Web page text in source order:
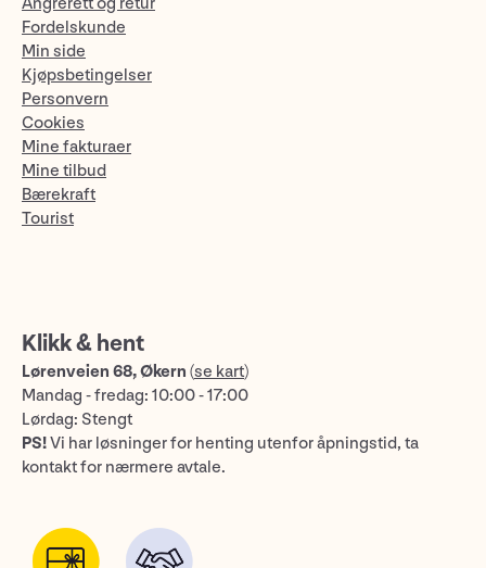
Fordelskunde
Min side
Kjøpsbetingelser
Personvern
Cookies
Mine fakturaer
Mine tilbud
Bærekraft
Tourist
Klikk & hent
Lørenveien 68, Økern (se kart)
Mandag - fredag: 10:00 - 17:00
Lørdag: Stengt
PS!Vi har løsninger for henting utenfor åpningstid, ta
kontakt for nærmere avtale.